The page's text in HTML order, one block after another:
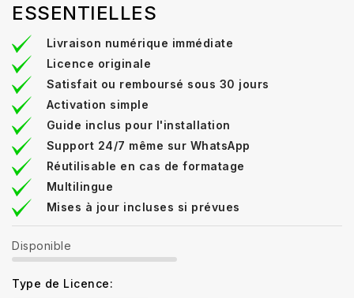
ESSENTIELLES
Livraison numérique immédiate
Licence originale
Satisfait ou remboursé sous 30 jours
Activation simple
Guide inclus pour l'installation
Support 24/7 même sur WhatsApp
Réutilisable en cas de formatage
Multilingue
Mises à jour incluses si prévues
Disponible
Type de Licence: